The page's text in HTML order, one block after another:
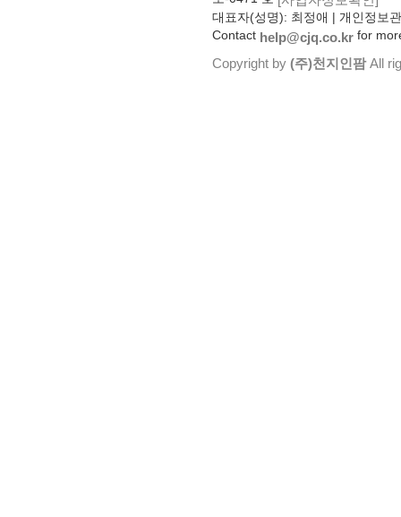
대표자(성명): 최정애 | 개인정보
Contact help@cjq.co.kr for
Copyright by (주)천지인팜All